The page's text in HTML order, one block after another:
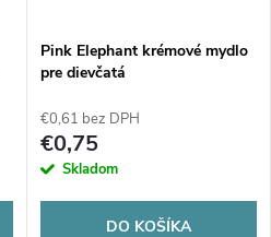
Pink Elephant krémové mydlo
pre dievčatá
€0,61 bez DPH
€0,75
Skladom
DO KOŠÍKA